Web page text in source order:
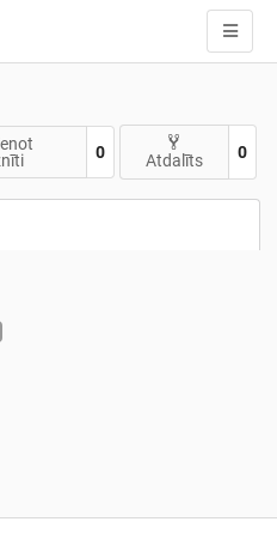
0 Atdalīts 0